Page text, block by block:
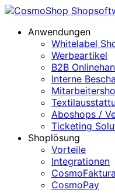
Anwendungen
Whitelabel
Werbeartikel
B2B
Interne
Aboshops /
Ticketing
Shoplösung
Vorteile
Integrationen
CosmoFaktura
CosmoPay